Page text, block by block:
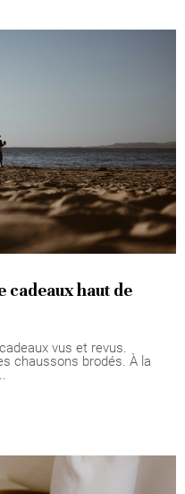
cadeaux haut de
vus et revus.
chaussons brodés. À la